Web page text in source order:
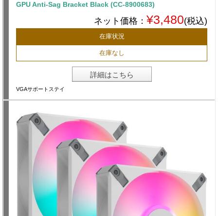
GPU Anti-Sag Bracket Black (CC-8900683)
ネット価格： ¥3,480(税込)
在庫状況
在庫なし
詳細はこちら
VGAサポートステイ